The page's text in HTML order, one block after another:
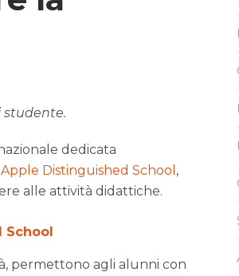
studente.
dedicata
Distinguished School ,
alle attività didattiche.
permettono agli alunni con